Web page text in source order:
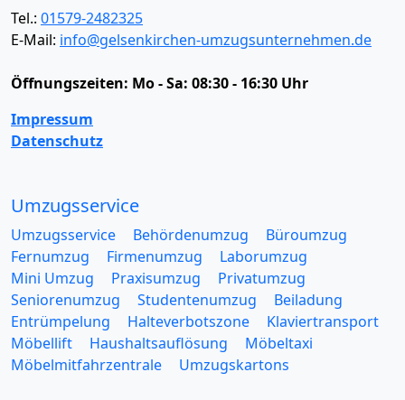
Tel.: 01579-2482325
E-Mail: info@gelsenkirchen-umzugsunternehmen.de
Öffnungszeiten: Mo - Sa: 08:30 - 16:30 Uhr
Impressum
Datenschutz
Umzugsservice
Umzugsservice Behördenumzug
Büroumzug
Fernumzug
Firmenumzug
Laborumzug
Mini Umzug
Praxisumzug
Privatumzug
Seniorenumzug
Studentenumzug
Beiladung
Entrümpelung
Halteverbotszone
Klaviertransport
Möbellift
Haushaltsauflösung
Möbeltaxi
Möbelmitfahrzentrale
Umzugskartons